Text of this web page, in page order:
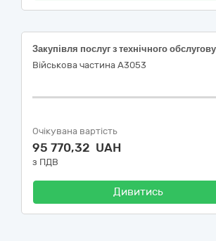
Військова частина А3053
Очікувана вартість
95 770,32 UAH
з ПДВ
Дивитись